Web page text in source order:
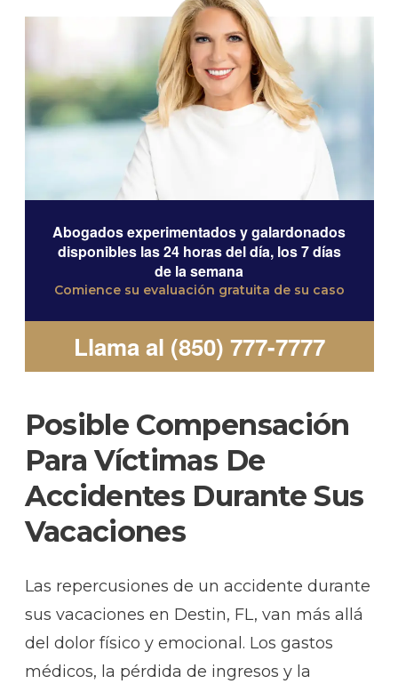
Abogados experimentados y galardonados
disponibles las 24 horas del día, los 7 días
de la semana
Comience su evaluación gratuita de su caso
Llama al (850) 777-7777
Posible Compensación
Para Víctimas De
Accidentes Durante Sus
Vacaciones
Las repercusiones de un accidente durante
sus vacaciones en Destin, FL, van más allá
del dolor físico y emocional. Los gastos
médicos, la pérdida de ingresos y la